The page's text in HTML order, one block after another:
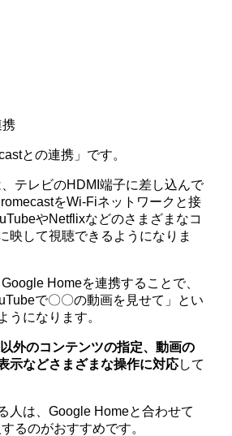
との連携」です。
、テレビのHDMI端子に差し込んで
をWi-Fiネットワークと接
やNetflixなどのさまざまなコ
映して視聴できるようになりま
Homeを連携することで、
で〇〇の動画を見せて」とい
うになります。
外のコンテンツの指定、動画の
示などさまざまな操作に対応して
人は、Google Homeと合わせて
るのがおすすめです。